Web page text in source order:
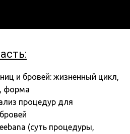
и бровей: жизненный цикл,
форма
процедур для
(суть процедуры,